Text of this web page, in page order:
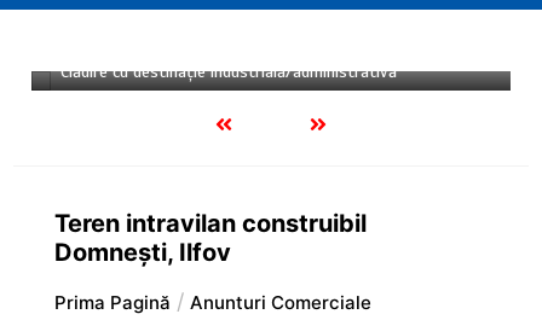
Clădire cu destinație industrială/administrativă
Teren intravilan construibil
Domnești, Ilfov
Prima Pagină Anunturi Comerciale